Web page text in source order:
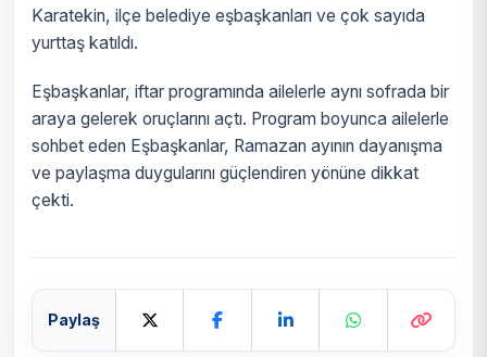
Karatekin, ilçe belediye eşbaşkanları ve çok sayıda
yurttaş katıldı.
Eşbaşkanlar, iftar programında ailelerle aynı sofrada bir
araya gelerek oruçlarını açtı. Program boyunca ailelerle
sohbet eden Eşbaşkanlar, Ramazan ayının dayanışma
ve paylaşma duygularını güçlendiren yönüne dikkat
çekti.
Paylaş